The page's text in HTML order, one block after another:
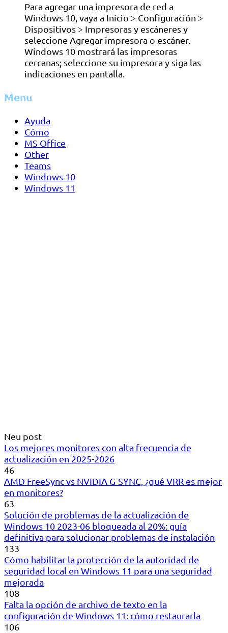
Para agregar una impresora de red a
Windows 10, vaya a Inicio > Configuración >
Dispositivos > Impresoras y escáneres y
seleccione Agregar impresora o escáner.
Windows 10 mostrará las impresoras
cercanas; seleccione su impresora y siga las
indicaciones en pantalla.
Menu
Ayuda
Cómo
MS Office
Other
Teams
Windows 10
Windows 11
Neu post
Los mejores monitores con alta frecuencia de
actualización en 2025-2026
46
AMD FreeSync vs NVIDIA G-SYNC, ¿qué VRR es mejor
en monitores?
63
Solución de problemas de la actualización de
Windows 10 2023-06 bloqueada al 20%: guía
definitiva para solucionar problemas de instalación
133
Cómo habilitar la protección de la autoridad de
seguridad local en Windows 11 para una seguridad
mejorada
108
Falta la opción de archivo de texto en la
configuración de Windows 11: cómo restaurarla
106